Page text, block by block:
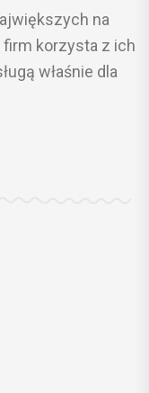
na
korzysta z ich
właśnie dla